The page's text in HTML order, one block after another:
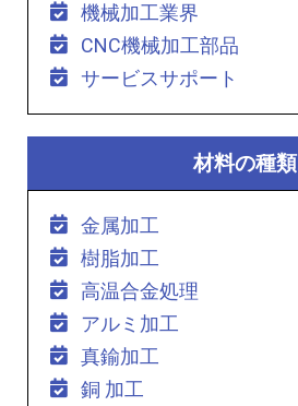
機械加工業界
CNC機械加工部品
サービスサポート
材料の種類
金属加工
樹脂加工
高温合金処理
アルミ加工
真鍮加工
銅 加工